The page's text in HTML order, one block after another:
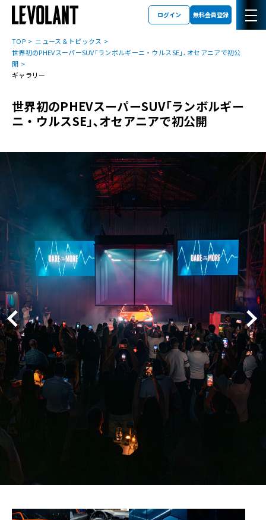
ログイン 無料会員登録
TOP
ニュース＆トピックス
世界初のPHEVスーパーSUV｢ランボルギーニ・ウルスSE｣､オセアニアで初公
開
ギャラリー
世界初のPHEVスーパーSUV｢ランボルギー
ニ・ウルスSE｣､オセアニアで初公開